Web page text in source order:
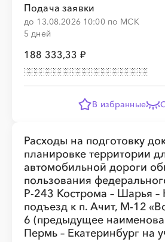
Подача заявки
до 13.08.2026 10:00 по МСК
5 дней
188 333,33 ₽
В избранные
Расходы на подготовку
планировке территории
автомобильной дороги
пользования
Р-243 Кострома – Шарья –
подъезд к п. Ачит, М-12
6 (предыдущее
Пермь – Екатеринбург на